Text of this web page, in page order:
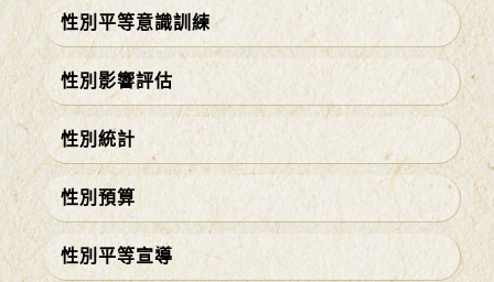
性別平等意識訓練
性別影響評估
性別統計
性別預算
性別平等宣導